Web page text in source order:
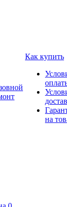
Как купить
на